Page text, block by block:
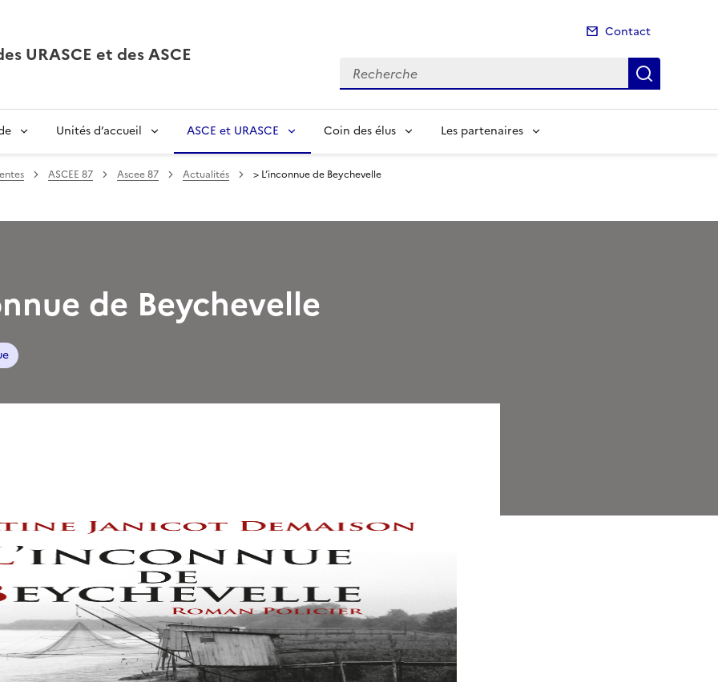
URASCE et des ASCE
Contact
Recherche
Unités d’accueil ASCE et URASCE Coin des élus Les partenaires
ASCEE 87 Ascee 87 Actualités > L’inconnue de Beychevelle
de Beychevelle